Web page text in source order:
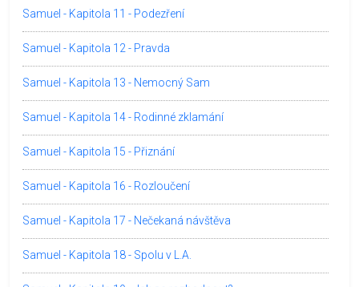
Samuel - Kapitola 11 - Podezření
Samuel - Kapitola 12 - Pravda
Samuel - Kapitola 13 - Nemocný Sam
Samuel - Kapitola 14 - Rodinné zklamání
Samuel - Kapitola 15 - Přiznání
Samuel - Kapitola 16 - Rozloučení
Samuel - Kapitola 17 - Nečekaná návštěva
Samuel - Kapitola 18 - Spolu v L.A.